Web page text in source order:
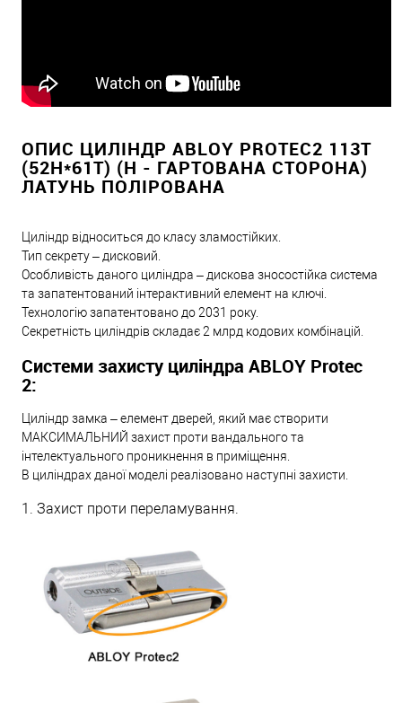
ОПИС ЦИЛІНДР ABLOY PROTEC2 113T
(52H*61T) (H - ГАРТОВАНА СТОРОНА)
ЛАТУНЬ ПОЛІРОВАНА
Циліндр відноситься до класу зламостійких.
Тип секрету – дисковий.
Особливість даного циліндра – дискова зносостійка система
та запатентований інтерактивний елемент на ключі.
Технологію запатентовано до 2031 року.
Секретність циліндрів складає 2 млрд кодових комбінацій.
Системи захисту циліндра ABLOY Protec
2:
Циліндр замка – елемент дверей, який має створити
МАКСИМАЛЬНИЙ захист проти вандального та
інтелектуального проникнення в приміщення.
В циліндрах даної моделі реалізовано наступні захисти.
1. Захист проти переламування.